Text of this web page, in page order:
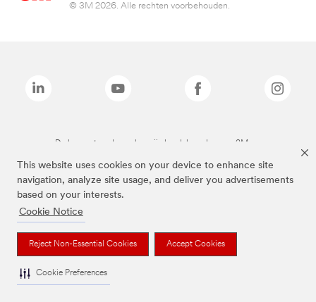
This website uses cookies on your device to enhance site
navigation, analyze site usage, and deliver you advertisements
based on your interests.
Cookie Notice
Reject Non-Essential Cookies Accept Cookies
Cookie Preferences
© 3M 2026. Alle rechten voorbehouden.
De bovenstaande merken zijn handelsmerken van 3M.we